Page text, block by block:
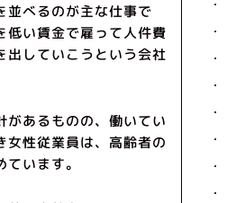
並べるのが主な仕事で
低い賃金で雇って人件費
出していこうという会社
があるものの、働いてい
女性従業員は、高齢者の
います。